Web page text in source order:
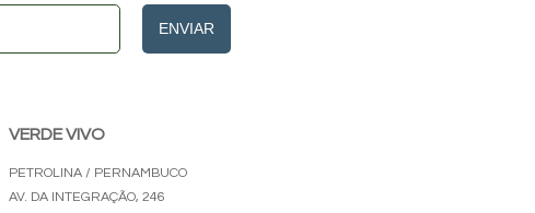
ENVIAR
VERDE VIVO
PETROLINA / PERNAMBUCO
AV. DA INTEGRAÇÃO, 246